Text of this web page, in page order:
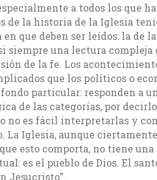
a todos los que
de la historia de la Iglesia
que deben ser leídos: la de
siempre una lectura compleja
de la fe. Los
que los políticos o
particular: responden a
de las categorías, por
no es fácil interpretarlas y
La Iglesia, aunque
esto comporta, no tiene
es el pueblo de Dios. El
Jesucristo”.